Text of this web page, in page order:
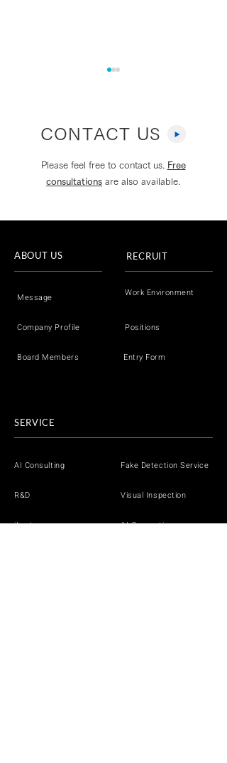
フジテレビ「Live News
CONTACT US
Please feel free to contact us. Free
consultations are also available.
ABOUT US
Message
Company Profile
Board Members
RECRUIT
Work Environment
Positions
Entry Form
SERVICE
AI Consulting
R&D
iLect
Fake Detection Service
Visual Inspection
AI Generation